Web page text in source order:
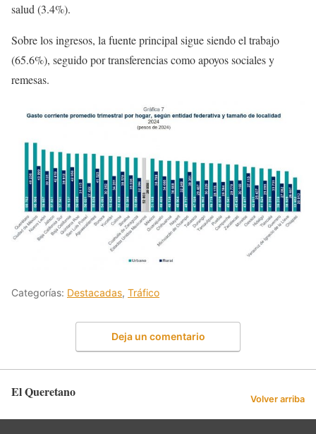
salud (3.4%).
Sobre los ingresos, la fuente principal sigue siendo el trabajo
(65.6%), seguido por transferencias como apoyos sociales y
remesas.
Categorías: Destacadas, Tráfico
Deja un comentario
El Queretano Volver arriba